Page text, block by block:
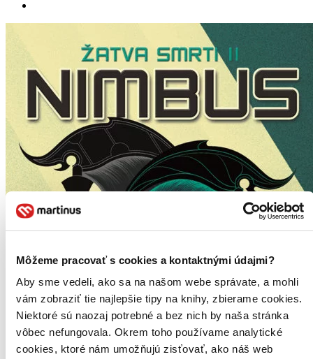
Môžeme pracovať s cookies a kontaktnými údajmi?
Aby sme vedeli, ako sa na našom webe správate, a mohli
vám zobraziť tie najlepšie tipy na knihy, zbierame cookies.
Niektoré sú naozaj potrebné a bez nich by naša stránka
vôbec nefungovala. Okrem toho používame analytické
cookies, ktoré nám umožňujú zisťovať, ako náš web